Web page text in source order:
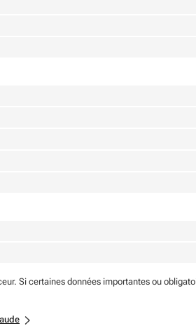
Si certaines données importantes ou